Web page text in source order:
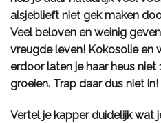
alsjeblieft niet gek maken
Veel beloven en weinig
vreugde leven! Kokosolie en
erdoor laten je haar heus
groeien. Trap daar dus niet in!
Vertel je kapperduidelijkwat